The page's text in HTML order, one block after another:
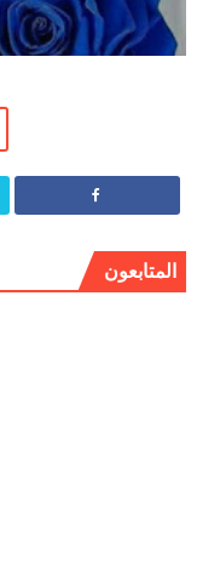
المتابعون